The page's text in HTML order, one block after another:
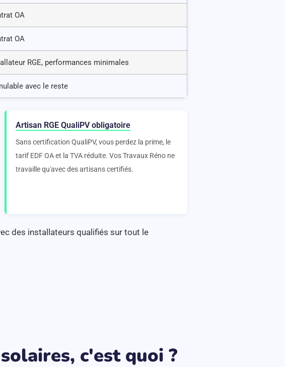
OA
OA
RGE, performances minimales
avec le reste
Artisan RGE QualiPV obligatoire
Sans certification QualiPV, vous perdez la prime, le
tarif EDF OA et la TVA réduite. Vos Travaux Réno ne
travaille qu'avec des artisans certifiés.
des installateurs qualifiés sur tout le
c'est quoi ?